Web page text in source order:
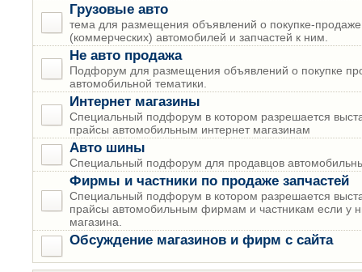
Грузовые авто
тема для размещения объявлений о покупке-продаже
(коммерческих) автомобилей и запчастей к ним.
Не авто продажа
Подфорум для размещения объявлений о покупке
автомобильной тематики.
Интернет магазины
Специальный подфорум в котором разрешается
прайсы автомобильным интернет магазинам
Авто шины
Специальный подфорум для продавцов
Фирмы и частники по продаже запчастей
Специальный подфорум в котором разрешается
прайсы автомобильным фирмам и частникам если у
магазина.
Обсуждение магазинов и фирм с сайта